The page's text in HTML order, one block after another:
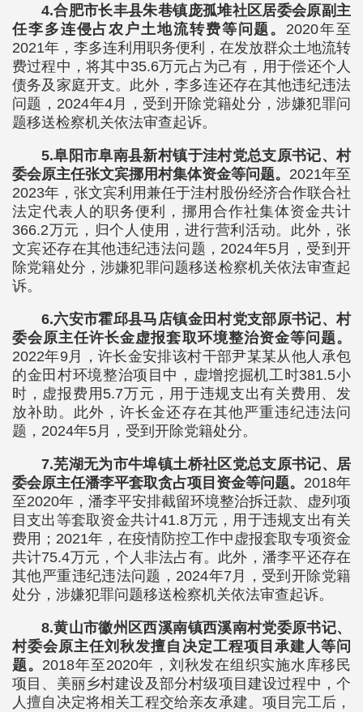
4.合肥市长丰县朱巷镇庞孤堆社区居委会原副主
任李多连侵占农户土地流转费等问题。 2020年至
2021年，李多连利用职务便利，在发放群众土地流转
费过程中，将其中35.6万元占为己有，用于偿还个人
债务及家庭开支。此外，李多连还存在其他违纪违法
问题，2024年4月，受到开除党籍处分，涉嫌犯罪问
题移送检察机关依法审查起诉。
5.阜阳市阜南县新村镇于洼村党总支原书记、村
委会原主任张文宾挪用村集体资金等问题。 2021年至
2023年，张文宾利用兼任于洼村股份经济合作联合社
法定代表人的职务便利，挪用合作社集体资金共计
366.2万元，归个人使用，进行营利活动。此外，张
文宾还存在其他违纪违法问题，2024年5月，受到开
除党籍处分，涉嫌犯罪问题移送检察机关依法审查起
诉。
6.六安市霍邱县马店镇金田村党支部原书记、村
委会原主任许长金虚报套取环境整治资金等问题。
2022年9月，许长金安排该村干部尹某某从他人承包
的金田村环境整治项目中，虚增挖掘机工时381.5小
时，虚报费用5.7万元，用于违规支出有关费用、发
放补助。此外，许长金还存在其他严重违纪违法问
题，2024年5月，受到开除党籍处分。
7.芜湖无为市牛埠镇土桥社区党总支原书记、居
委会原主任潘李平套取贪占项目资金等问题。 2018年
至2020年，潘李平安排截留环境整治拆迁款、虚列项
目支出等套取资金共计41.8万元，用于违规支出有关
费用；2021年，在疫情防控工作中虚报套取专项资金
共计75.4万元，个人非法占有。此外，潘李平还存在
其他严重违纪违法问题，2024年7月，受到开除党籍
处分，涉嫌犯罪问题移送检察机关依法审查起诉。
8.黄山市徽州区西溪南镇西溪南村党委原书记、
村委会原主任刘秋发擅自决定工程项目承建人等问
题。 2018年至2020年，刘秋发在组织实施水库移民
项目、美丽乡村建设及部分村级项目建设过程中，个
人擅自决定将相关工程交给亲友承建。项目完工后，